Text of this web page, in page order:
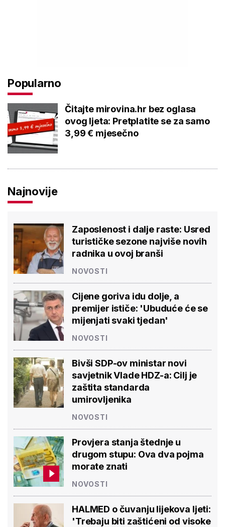
Popularno
Čitajte mirovina.hr bez oglasa
ovog ljeta: Pretplatite se za samo
3,99 € mjesečno
Najnovije
Zaposlenost i dalje raste: Usred
turističke sezone najviše novih
radnika u ovoj branši
NOVOSTI
Cijene goriva idu dolje, a
premijer ističe: 'Ubuduće će se
mijenjati svaki tjedan'
NOVOSTI
Bivši SDP-ov ministar novi
savjetnik Vlade HDZ-a: Cilj je
zaštita standarda
umirovljenika
NOVOSTI
Provjera stanja štednje u
drugom stupu: Ova dva pojma
morate znati
NOVOSTI
HALMED o čuvanju lijekova ljeti:
'Trebaju biti zaštićeni od visoke